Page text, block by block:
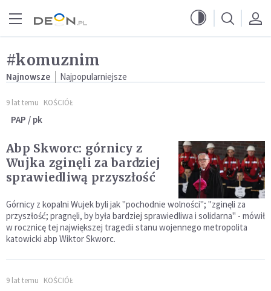
#komuznim
Najnowsze Najpopularniejsze
9 lat temu KOŚCIÓŁ
PAP / pk
Abp Skworc: górnicy z
Wujka zginęli za bardziej
sprawiedliwą przyszłość
Górnicy z kopalni Wujek byli jak "pochodnie wolności"; "zginęli za
przyszłość; pragnęli, by była bardziej sprawiedliwa i solidarna" - mówił
w rocznicę tej największej tragedii stanu wojennego metropolita
katowicki abp Wiktor Skworc.
9 lat temu KOŚCIÓŁ